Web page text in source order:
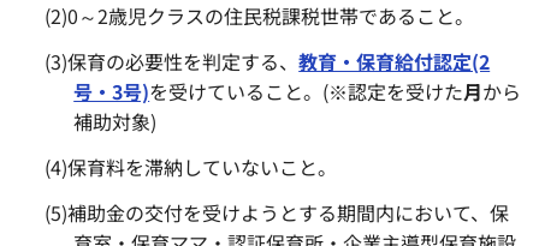
(2)0～2歳児クラスの住民税課税世帯であること。
(3)保育の必要性を判定する、教育・保育給付認定(2
号・3号)を受けていること。(※認定を受けた月から
補助対象)
(4)保育料を滞納していないこと。
(5)補助金の交付を受けようとする期間内において、保